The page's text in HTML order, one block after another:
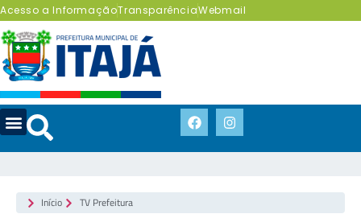
Acesso a InformaçãoTransparênciaWebmail
Início TV Prefeitura